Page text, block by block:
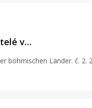
v…
böhmischen Länder. č. 2.